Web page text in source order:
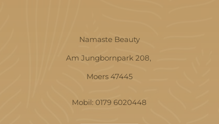
Namaste Beauty
Am Jungbornpark 208,
Moers 47445
Mobil:0179 6020448